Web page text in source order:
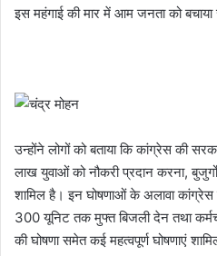
इस महंगाई की मार में आम जनता को
उन्होंने लोगों को बताया कि कांग्रेस की
लाख युवाओं को नौकरी प्रदान करना,
शामिल है। इन घोषणाओं के अलावा कांग्रेस
300 यूनिट तक मुफ्त बिजली देन तथा
की घोषणा समेत कई महत्वपूर्ण घोषणाएं